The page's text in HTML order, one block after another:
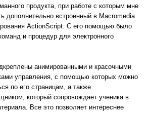
продукта, при работе с которым мне
дополнительно встроенный в Macromedia
ActionScript. С его помощью было
и процедур для электронного
анимированными и красочными
управления, с помощью которых можно
по его страницам, а также
который сопровождает ученика в
Все это позволяет интереснее